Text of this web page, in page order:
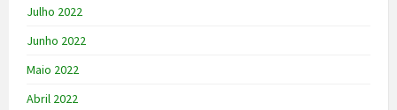
Julho 2022
Junho 2022
Maio 2022
Abril 2022